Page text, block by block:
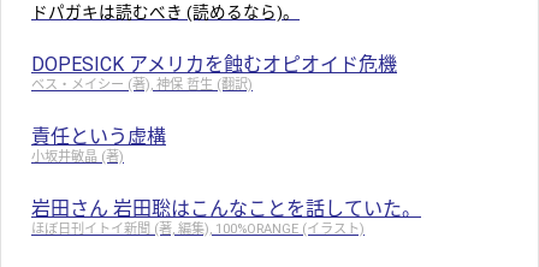
ドパガキは読むべき (読めるなら)。
DOPESICK アメリカを蝕むオピオイド危機
ベス・メイシー (著), 神保 哲生 (翻訳)
責任という虚構
小坂井敏晶 (著)
岩田さん 岩田聡はこんなことを話していた。
ほぼ日刊イトイ新聞 (著, 編集), 100%ORANGE (イラスト)